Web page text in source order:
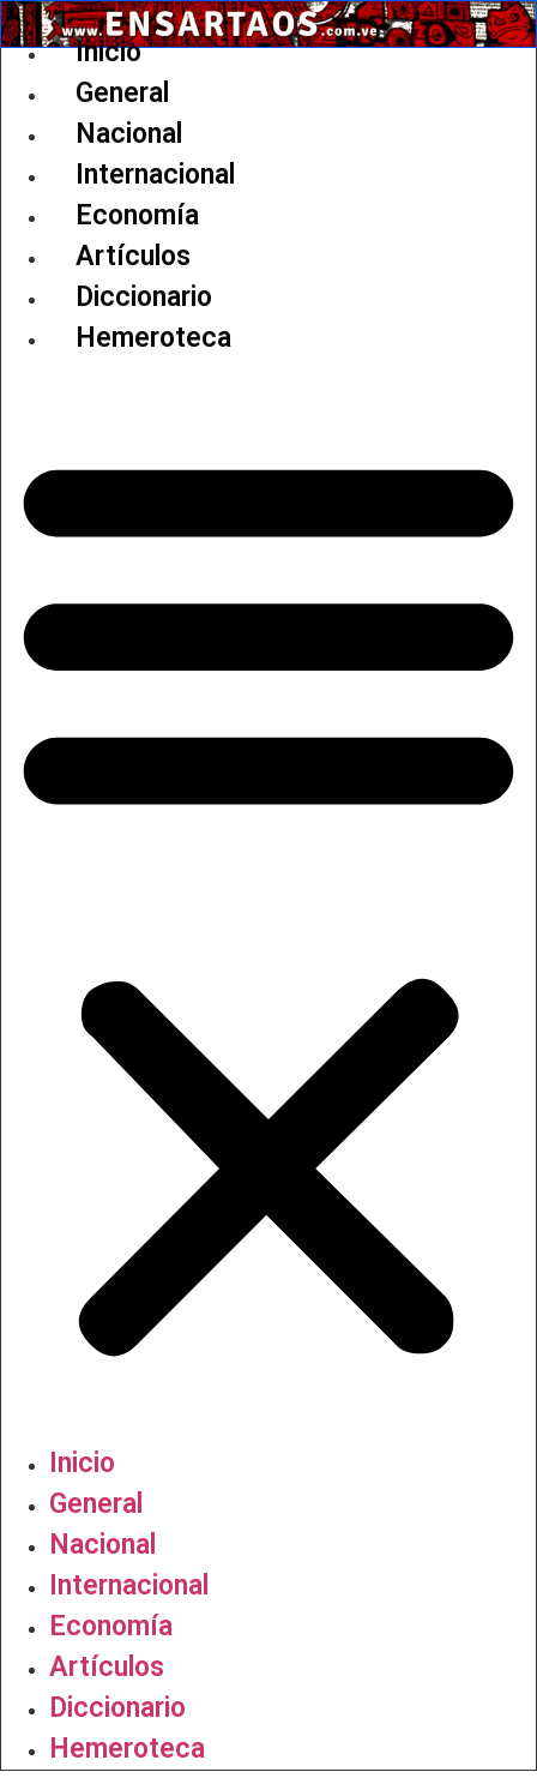
Ir
al
Inicio
General
Nacional
Internacional
Economía
Artículos
Diccionario
Hemeroteca
Inicio
General
Nacional
Internacional
Economía
Artículos
Diccionario
Hemeroteca